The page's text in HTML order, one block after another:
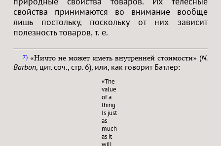
свойства принимаются во внимание вообще
лишь постольку, поскольку от них зависит
полезность товаров, т. е.
7 «Ничто не может иметь внутренней стоимости» (N.
Barbon, цит. соч., стр. 6), или, как говорит Батлер:
«The
value
of a
thing
Is just
as
much
as it
will